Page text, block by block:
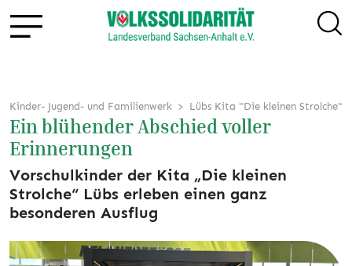
Kinder- Jugend- und Familienwerk Lübs Kita "Die kleinen Strolche"
Ein blühender Abschied voller
Erinnerungen
Vorschulkinder der Kita „Die kleinen
Strolche“ Lübs erleben einen ganz
besonderen Ausflug